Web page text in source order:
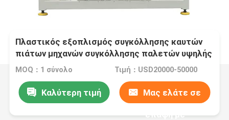
Πλαστικός εξοπλισμός συγκόλλησης καυτών
πιάτων μηχανών συγκόλλησης παλετών υψηλής
ταχύτητας
MOQ：1 σύνολο Τιμή：USD20000-50000
Καλύτερη τιμή Μας ελάτε σε
επαφή με